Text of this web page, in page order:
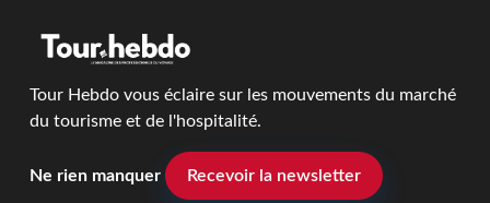
Tour Hebdo vous éclaire sur les mouvements du marché
du tourisme et de l'hospitalité.
Ne rien manquer Recevoir la newsletter